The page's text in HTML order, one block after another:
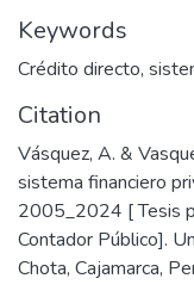
Keywords
Crédito directo,
Citation
Vásquez, A. &
sistema financiero
2005_2024 [ Tesis
Contador Público].
Chota, Cajamarca,